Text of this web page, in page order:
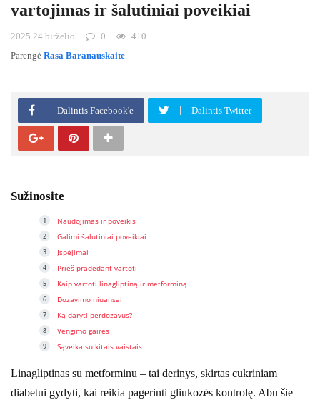
vartojimas ir šalutiniai poveikiai
2025 24 birželio 0
410
Parengė Rasa Baranauskaite
Dalintis Facebook'e Dalintis Twitter
Sužinosite
Naudojimas ir poveikis
Galimi šalutiniai poveikiai
Įspėjimai
Prieš pradedant vartoti
Kaip vartoti linagliptiną ir metforminą
Dozavimo niuansai
Ką daryti perdozavus?
Vengimo gairės
Sąveika su kitais vaistais
Linagliptinas su metforminu – tai derinys, skirtas cukriniam
diabetui gydyti, kai reikia pagerinti gliukozės kontrolę. Abu šie